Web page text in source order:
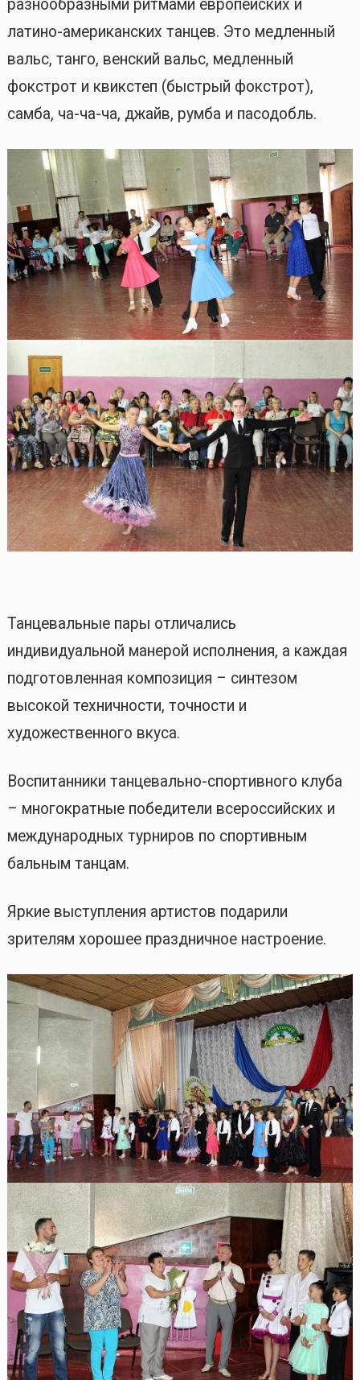
разнообразными ритмами европейских и
латино-американских танцев. Это медленный
вальс, танго, венский вальс, медленный
фокстрот и квикстеп (быстрый фокстрот),
самба, ча-ча-ча, джайв, румба и пасодобль.
Танцевальные пары отличались
индивидуальной манерой исполнения, а каждая
подготовленная композиция – синтезом
высокой техничности, точности и
художественного вкуса.
Воспитанники танцевально-спортивного клуба
– многократные победители всероссийских и
международных турниров по спортивным
бальным танцам.
Яркие выступления артистов подарили
зрителям хорошее праздничное настроение.